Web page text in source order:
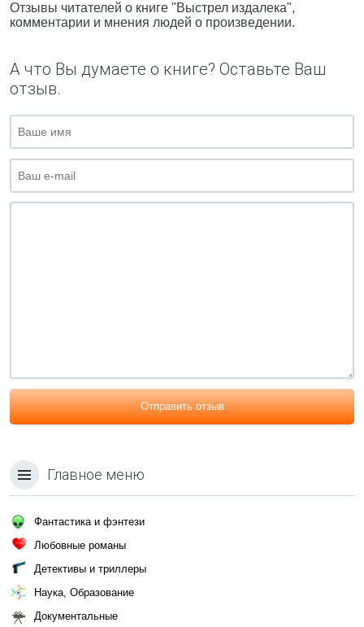
Отзывы читателей о книге "Выстрел издалека",
комментарии и мнения людей о произведении.
А что Вы думаете о книге? Оставьте Ваш
отзыв.
Отправить отзыв
Главное меню
Фантастика и фэнтези
Любовные романы
Детективы и триллеры
Наука, Образование
Документальные